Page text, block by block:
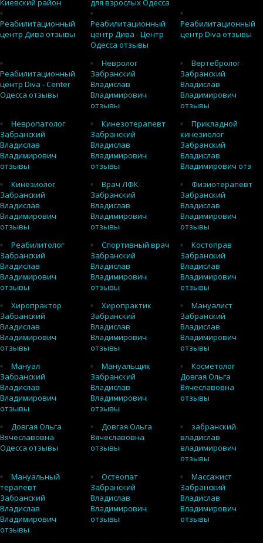
Киевский район
для взрослых Одесса
Реабилитационный
центр Дива отзывы
Реабилитационный
центр Дива - Центр
Одесса отзывы
Реабилитационный
центр Diva отзывы
Реабилитационный
центр Diva - Center
Одесса отзывы
Невролог
Забранский
Владислав
Владимирович
отзывы
Вертебролог
Забранский
Владислав
Владимирович
отзывы
Невропатолог
Забранский
Владислав
Владимирович
отзывы
Кинезотерапевт
Забранский
Владислав
Владимирович
отзывы
Прикладной
кинезиолог
Забранский
Владислав
Владимирович отз
Кинезиолог
Забранский
Владислав
Владимирович
отзывы
Врач ЛФК
Забранский
Владислав
Владимирович
отзывы
Физиотерапевт
Забранский
Владислав
Владимирович
отзывы
Реабилитолог
Забранский
Владислав
Владимирович
отзывы
Спортивный врач
Забранский
Владислав
Владимирович
отзывы
Костоправ
Забранский
Владислав
Владимирович
отзывы
Хиропрактор
Забранский
Владислав
Владимирович
отзывы
Хиропрактик
Забранский
Владислав
Владимирович
отзывы
Мануалист
Забранский
Владислав
Владимирович
отзывы
Мануал
Забранский
Владислав
Владимирович
отзывы
Мануальщик
Забранский
Владислав
Владимирович
отзывы
Косметолог
Довгая Ольга
Вячеславовна
отзывы
Довгая Ольга
Вячеславовна
Одесса отзывы
Довгая Ольга
Вячеславовна
отзывы
забранский
владислав
владимирович
отзывы
Мануальный
терапевт
Забранский
Владислав
Владимирович
отзывы
Остеопат
Забранский
Владислав
Владимирович
отзывы
Массажист
Забранский
Владислав
Владимирович
отзывы